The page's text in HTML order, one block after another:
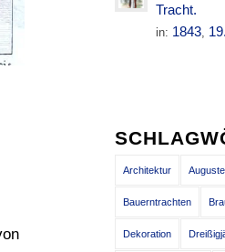
Tracht.
in: 1843,
Architektur
Bauerntrachten
Dekoration